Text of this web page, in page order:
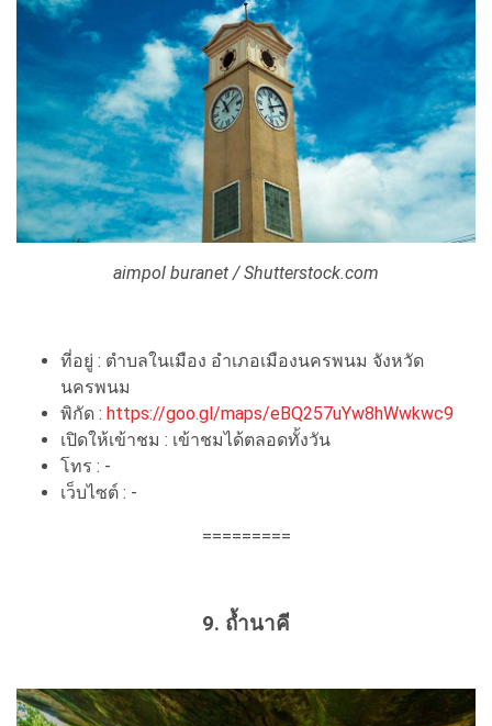
aimpol buranet / Shutterstock.com
ที่อยู่ : ตำบลในเมือง อำเภอเมืองนครพนม จังหวัด
นครพนม
พิกัด : https://goo.gl/maps/eBQ257uYw8hWwkwc9
เปิดให้เข้าชม : เข้าชมได้ตลอดทั้งวัน
โทร : -
เว็บไซต์ : -
=========
9. ถ้ำนาคี